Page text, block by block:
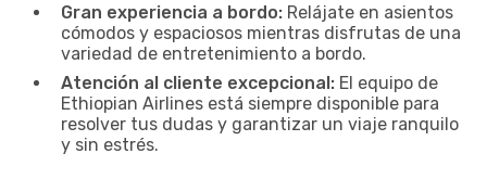
Gran experiencia a bordo: Relájate en asientos
cómodos y espaciosos mientras disfrutas de una
variedad de entretenimiento a bordo.
Atención al cliente excepcional: El equipo de
Ethiopian Airlines está siempre disponible para
resolver tus dudas y garantizar un viaje ranquilo
y sin estrés.